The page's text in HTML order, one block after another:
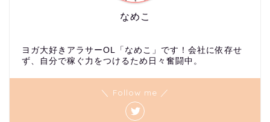
なめこ
ヨガ大好きアラサーOL「なめこ」です！会社に依存せ
ず、自分で稼ぐ力をつけるため日々奮闘中。
＼ Follow me ／